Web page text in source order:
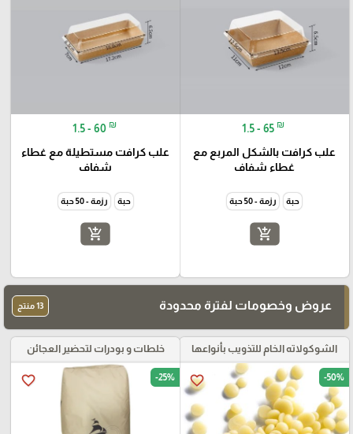
1.5 - 65 ₪
علب كرافت بالشكل المربع مع
غطاء شفاف
حبة رزمة - 50 حبة
add_shopping_cart
1.5 - 60 ₪
علب كرافت مستطيلة مع غطاء
شفاف
حبة رزمة - 50 حبة
add_shopping_cart
عروض وخصومات لفترة محدودة 13 منتج
الشوكولاته الخام للتذويب بأنواعها
favorite_border -50%
خلطات و بودرات لتحضير العجائن
favorite_border -25%